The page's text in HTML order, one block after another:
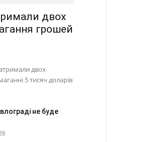
двох
грошей
двох
5 тисяч доларів
не буде